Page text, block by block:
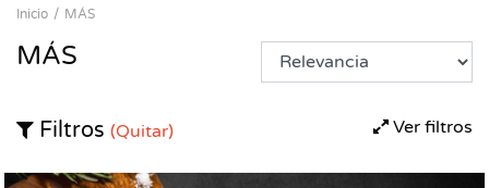
Inicio MÁS
MÁS
Ver filtros
Filtros (Quitar)